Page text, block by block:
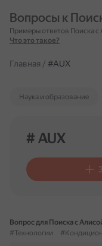
Вопросы к
Примеры ответов Поиска с
Что это такое?
Главная / #AUX
Наука и образование
# AUX
Вопрос для Поиска с
#Технологии